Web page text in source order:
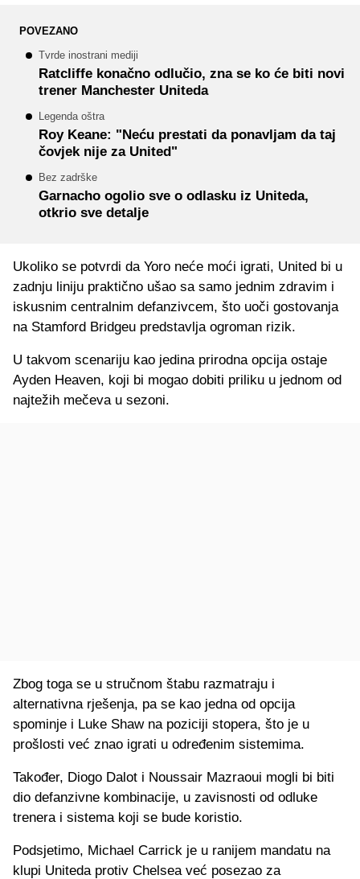
POVEZANO
Tvrde inostrani mediji
Ratcliffe konačno odlučio, zna se ko će biti novi
trener Manchester Uniteda
Legenda oštra
Roy Keane: "Neću prestati da ponavljam da taj
čovjek nije za United"
Bez zadrške
Garnacho ogolio sve o odlasku iz Uniteda,
otkrio sve detalje
Ukoliko se potvrdi da Yoro neće moći igrati, United bi u
zadnju liniju praktično ušao sa samo jednim zdravim i
iskusnim centralnim defanzivcem, što uoči gostovanja
na Stamford Bridgeu predstavlja ogroman rizik.
U takvom scenariju kao jedina prirodna opcija ostaje
Ayden Heaven, koji bi mogao dobiti priliku u jednom od
najtežih mečeva u sezoni.
Zbog toga se u stručnom štabu razmatraju i
alternativna rješenja, pa se kao jedna od opcija
spominje i Luke Shaw na poziciji stopera, što je u
prošlosti već znao igrati u određenim sistemima.
Također, Diogo Dalot i Noussair Mazraoui mogli bi biti
dio defanzivne kombinacije, u zavisnosti od odluke
trenera i sistema koji se bude koristio.
Podsjetimo, Michael Carrick je u ranijem mandatu na
klupi Uniteda protiv Chelsea već posezao za